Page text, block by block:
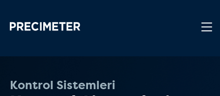
Kontrol Sistemleri